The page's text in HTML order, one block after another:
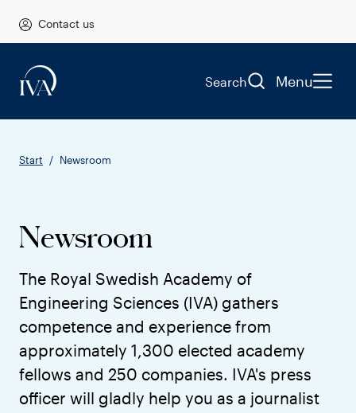
Contact us
Search Menu
Start Newsroom
Newsroom
The Royal Swedish Academy of
Engineering Sciences (IVA) gathers
competence and experience from
approximately 1,300 elected academy
fellows and 250 companies. IVA's press
officer will gladly help you as a journalist